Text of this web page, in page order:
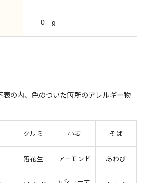
0 g
の内、色のついた箇所のアレルギー物
クルミ 小麦 そば
落花生 アーモンド あわび